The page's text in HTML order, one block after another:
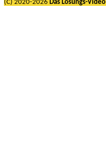
(C) 2020-2026 Das Lösungs-Video